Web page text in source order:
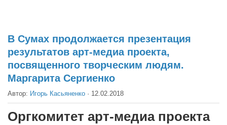
Выборы
Деньги
Традиции
Опросы
Экология
В Сумах продолжается презентация
результатов арт-медиа проекта,
посвященного творческим людям.
Маргарита Сергиенко
Автор: Игорь Касьяненко · 12.02.2018
Оргкомитет арт-медиа проекта